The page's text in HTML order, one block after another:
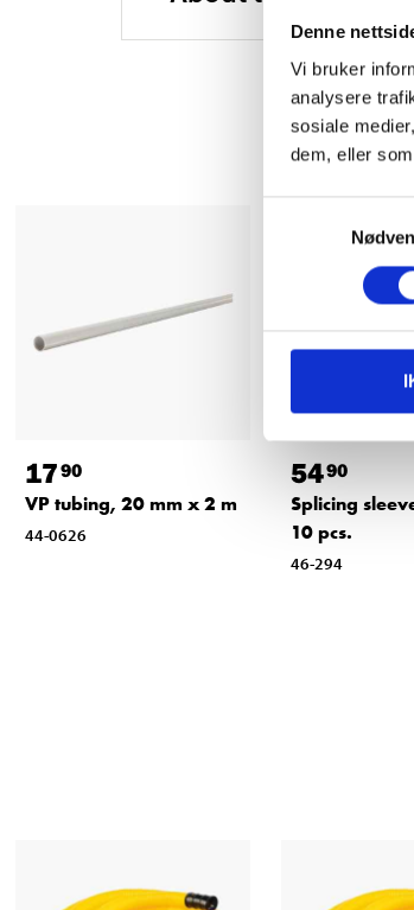
Denne
Vi bruker
analysere
sosiale
dem, eller
1790
VP tubing, 20 mm x 2 m
44-0626
5490
Splicing
10 pcs.
46-294